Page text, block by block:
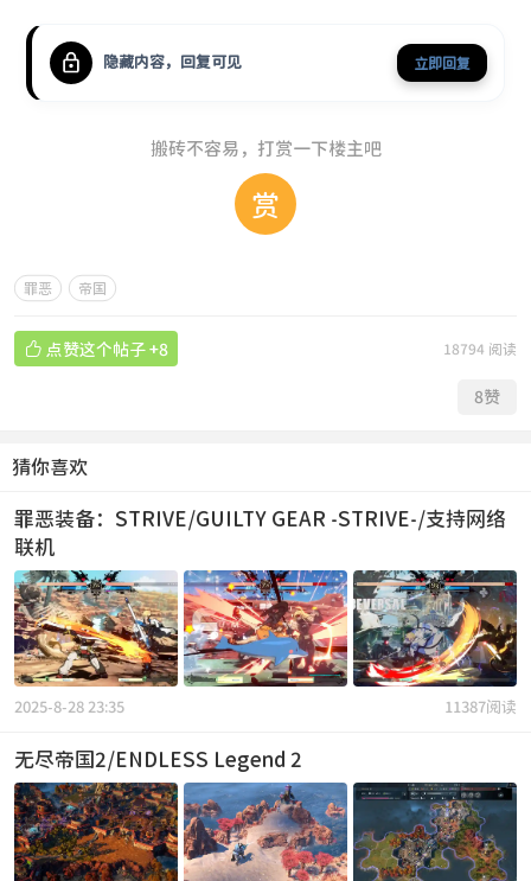
隐藏内容，回复可见 立即回复
搬砖不容易，打赏一下楼主吧
赏
罪恶 帝国
18794 阅读
 点赞这个帖子 +8
8赞
猜你喜欢
罪恶装备：STRIVE/GUILTY GEAR -STRIVE-/支持网络
联机
11387阅读
2025-8-28 23:35
无尽帝国2/ENDLESS Legend 2